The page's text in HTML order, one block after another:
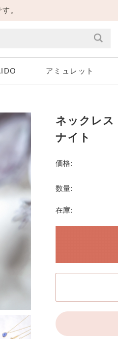
。
Pierce
ピアス
Pink Gold
ピンクゴールド
Diamond
4月 ダイヤモンド
Sapphire
JL
アミュレット
ネックレ
ナイト
価格:
数量:
在庫: